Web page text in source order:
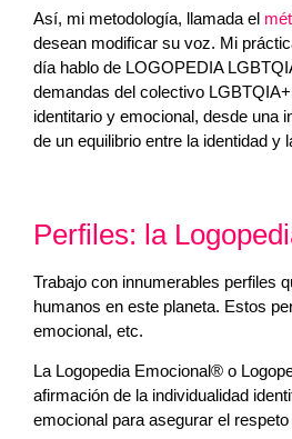
Así, mi metodología, llamada el
desean modificar su voz. Mi
día hablo de LOGOPEDIA
demandas del colectivo
identitario y emocional, desde una
de un equilibrio entre la identidad y
Perfiles: la
Trabajo con innumerables perfiles
humanos en este planeta. Estos
emocional, etc.
La Logopedia Emocional® o
afirmación de la individualidad
emocional para asegurar el